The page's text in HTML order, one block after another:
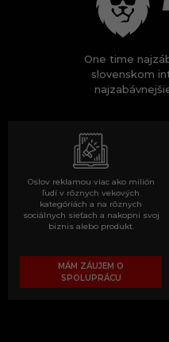
One time
slovenskom
Oslov reklamou viac ako milión
ľudí v rôznych vekových
kategóriách a na rôznych
sociálnych sieťach a nakopni svoj
biznis alebo produkt.
MÁM ZÁUJEM O
SPOLUPRÁCU